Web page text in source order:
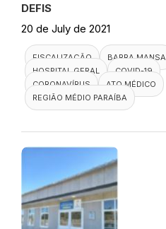
DEFIS
20 de July de 2021
FISCALIZAÇÃO BARRA MANSA
HOSPITAL GERAL
COVID-19
CORONAVÍRUS
ATO MÉDICO
REGIÃO MÉDIO PARAÍBA